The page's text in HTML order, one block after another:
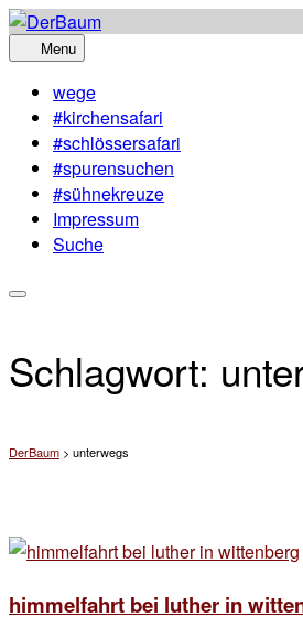
Skip
to
Menu
wege
#kirchensafari
#schlössersafari
#spurensuchen
#sühnekreuze
Impressum
Suche
Schlagwort:
DerBaum > unterwegs
himmelfahrt bei luther in